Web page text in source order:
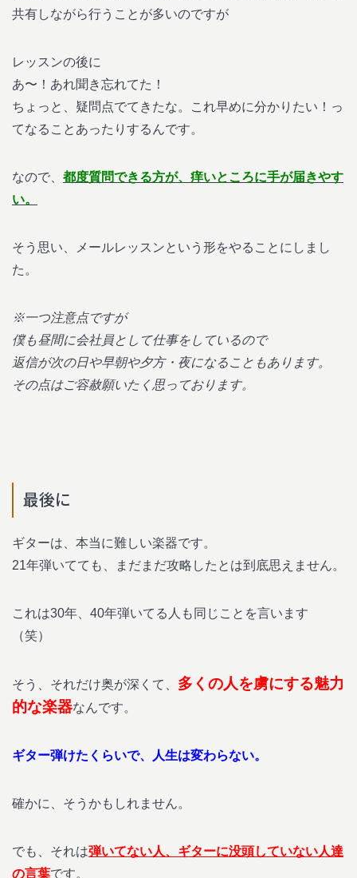
共有しながら行うことが多いのですが
レッスンの後に
あ〜！あれ聞き忘れてた！
ちょっと、疑問点でてきたな。これ早めに分かりたい！っ
てなることあったりするんです。
なので、 都度質問できる方が、痒いところに手が届きやす
い。
そう思い、メールレッスンという形をやることにしまし
た。
※一つ注意点ですが
僕も昼間に会社員として仕事をしているので
返信が次の日や早朝や夕方・夜になることもあります。
その点はご容赦願いたく思っております。
最後に
ギターは、本当に難しい楽器です。
21年弾いてても、まだまだ攻略したとは到底思えません。
これは30年、40年弾いてる人も同じことを言います
（笑）
そう、それだけ奥が深くて、 多くの人を虜にする魅力
的な楽器なんです。
ギター弾けたくらいで、人生は変わらない。
確かに、そうかもしれません。
でも、それは弾いてない人、ギターに没頭していない人達
の言葉です。